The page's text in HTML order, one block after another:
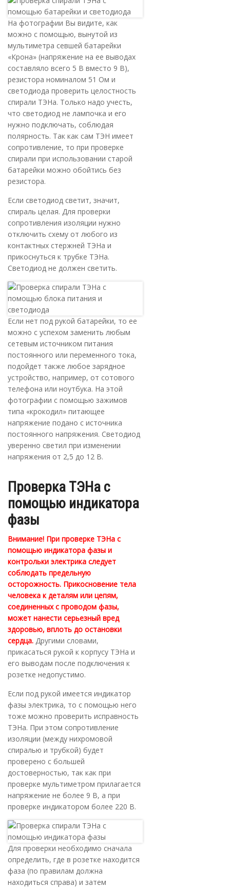
На фотографии Вы видите, как
можно с помощью, вынутой из
мультиметра севшей батарейки
«Крона» (напряжение на ее выводах
составляло всего 5 В вместо 9 В),
резистора номиналом 51 Ом и
светодиода проверить целостность
спирали ТЭНа. Только надо учесть,
что светодиод не лампочка и его
нужно подключать, соблюдая
полярность. Так как сам ТЭН имеет
сопротивление, то при проверке
спирали при использовании старой
батарейки можно обойтись без
резистора.
Если светодиод светит, значит,
спираль целая. Для проверки
сопротивления изоляции нужно
отключить схему от любого из
контактных стержней ТЭНа и
прикоснуться к трубке ТЭНа.
Светодиод не должен светить.
Если нет под рукой батарейки, то ее
можно с успехом заменить любым
сетевым источником питания
постоянного или переменного тока,
подойдет также любое зарядное
устройство, например, от сотового
телефона или ноутбука. На этой
фотографии с помощью зажимов
типа «крокодил» питающее
напряжение подано с источника
постоянного напряжения. Светодиод
уверенно светил при изменении
напряжения от 2,5 до 12 В.
Проверка ТЭНа с
помощью индикатора
фазы
Внимание! При проверке ТЭНа с
помощью индикатора фазы и
контрольки электрика следует
соблюдать предельную
осторожность. Прикосновение тела
человека к деталям или цепям,
соединенных с проводом фазы,
может нанести серьезный вред
здоровью, вплоть до остановки
сердца. Другими словами,
прикасаться рукой к корпусу ТЭНа и
его выводам после подключения к
розетке недопустимо.
Если под рукой имеется индикатор
фазы электрика, то с помощью него
тоже можно проверить исправность
ТЭНа. При этом сопротивление
изоляции (между нихромовой
спиралью и трубкой) будет
проверено с большей
достоверностью, так как при
проверке мультиметром прилагается
напряжение не более 9 В, а при
проверке индикатором более 220 В.
Для проверки необходимо сначала
определить, где в розетке находится
фаза (по правилам должна
находиться справа) и затем